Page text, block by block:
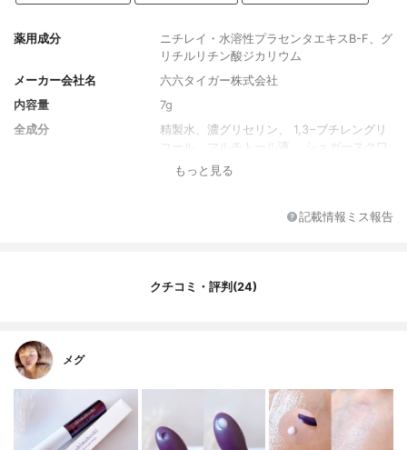
薬用成分
ニチレイ・水溶性プラセンタエキスB-F、グ
リチルリチン酸ジカリウム
メーカー会社名
六六タイガー株式会社
内容量
7g
全成分
精製⽔、濃グリセリン、 1,3−ブチレングリ
コール、マルチトール液 、シュガースクワ
ラン 、 １,2−ペンタンジオール、カワラヨ
ン、セチルヒドロキシプロリンパルミタミ
ョウジエキス、オトギリソウエキス、カモ
コシンイソプロピル、アクリル酸ナトリウ
ム・アクリロイルジメチルタウリン酸ナト
リウム共重合体／ イソヘキサデカン／ポリ
ソルベート80、ジグリセリン、マカデミア
もっと見る
記載情報ミス報告
クチコミ・評判(24)
メグ